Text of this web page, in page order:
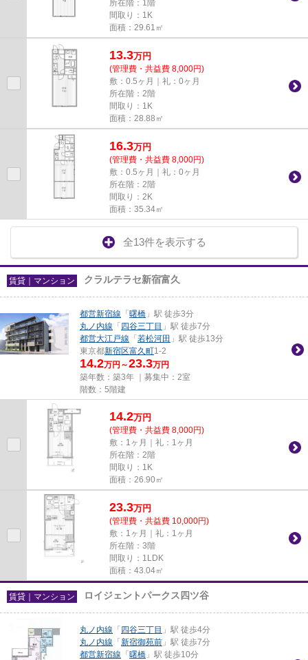
所在階：1階
間取り：1K
面積：29.61㎡
13.3万円
(管理費・共益費 8,000円)
敷：0.5ヶ月｜礼：0ヶ月
所在階：2階
間取り：1K
面積：28.88㎡
16.3万円
(管理費・共益費 8,000円)
敷：0.5ヶ月｜礼：0ヶ月
所在階：2階
間取り：2K
面積：35.34㎡
全13件を表示する
賃貸｜マンション クラルテラセ新宿富久
都営新宿線 「 曙橋 」駅 徒歩3分
丸ノ内線 「 四谷三丁目 」駅 徒歩7分
都営大江戸線 「 若松河田 」駅 徒歩13分
東京都新宿区富久町1-2
14.2万円～23.3万円
築年数：築3年 ｜募集中： 2室
階数：5階建
14.2万円
(管理費・共益費 8,000円)
敷：1ヶ月｜礼：1ヶ月
所在階：2階
間取り：1K
面積：26.90㎡
23.3万円
(管理費・共益費 10,000円)
敷：1ヶ月｜礼：1ヶ月
所在階：3階
間取り：1LDK
面積：43.04㎡
賃貸｜マンション ロイジェントパークス四ツ谷
丸ノ内線 「 四谷三丁目 」駅 徒歩4分
丸ノ内線 「 新宿御苑前 」駅 徒歩7分
都営新宿線 「 曙橋 」駅 徒歩10分